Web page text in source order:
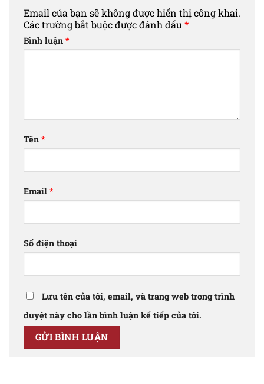
Email của bạn sẽ không được hiển thị công khai.
Các trường bắt buộc được đánh dấu *
Bình luận *
Tên *
Email *
Số điện thoại
Lưu tên của tôi, email, và trang web trong trình
duyệt này cho lần bình luận kế tiếp của tôi.